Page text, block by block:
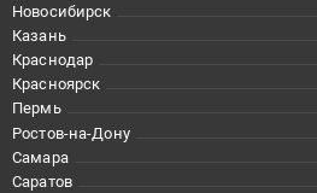
Новосибирск
Казань
Краснодар
Красноярск
Пермь
Ростов-на-Дону
Самара
Саратов